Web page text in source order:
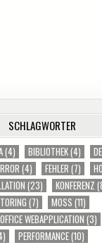
SCHLAGWÖRTER
(4) BIBLIOTHEK(4)
(4) FEHLER (7)
(23) KONFERENZ
(7) MOSS (11)
OFFICE WEBAPPLICATION (3)
PERFORMANCE(10)